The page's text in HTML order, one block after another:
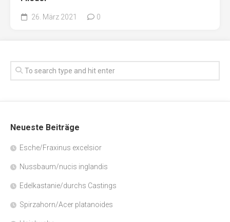
26. März 2021 0
Neueste Beiträge
Esche/Fraxinus excelsior
Nussbaum/nucis inglandis
Edelkastanie/durchs Castings
Spirzahorn/Acer platanoides